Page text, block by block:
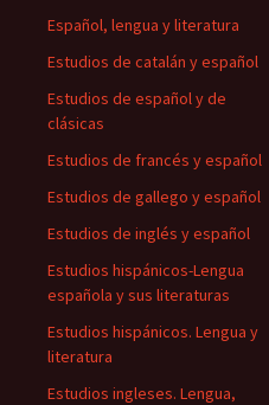
Español, lengua y literatura
Estudios de catalán y español
Estudios de español y de
clásicas
Estudios de francés y español
Estudios de gallego y español
Estudios de inglés y español
Estudios hispánicos-Lengua
española y sus literaturas
Estudios hispánicos. Lengua y
literatura
Estudios ingleses. Lengua,